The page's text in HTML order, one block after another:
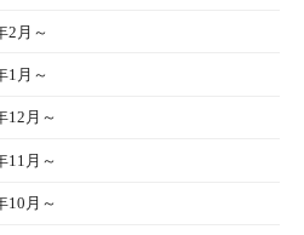
2月～
1月～
月～
月～
月～